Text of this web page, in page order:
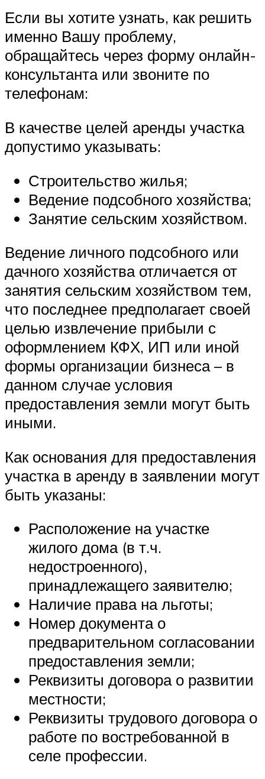
Если вы хотите узнать, как решить
именно Вашу проблему,
обращайтесь через форму онлайн-
консультанта или звоните по
телефонам:
В качестве целей аренды участка
допустимо указывать:
Строительство жилья;
Ведение подсобного хозяйства;
Занятие сельским хозяйством.
Ведение личного подсобного или
дачного хозяйства отличается от
занятия сельским хозяйством тем,
что последнее предполагает своей
целью извлечение прибыли с
оформлением КФХ, ИП или иной
формы организации бизнеса – в
данном случае условия
предоставления земли могут быть
иными.
Как основания для предоставления
участка в аренду в заявлении могут
быть указаны:
Расположение на участке
жилого дома (в т.ч.
недостроенного),
принадлежащего заявителю;
Наличие права на льготы;
Номер документа о
предварительном согласовании
предоставления земли;
Реквизиты договора о развитии
местности;
Реквизиты трудового договора о
работе по востребованной в
селе профессии.